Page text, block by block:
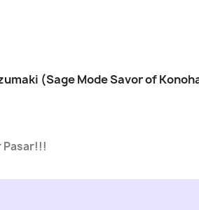
(Sage Mode Savor of
Pasar!!!